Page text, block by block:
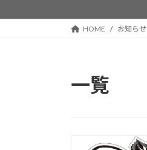
HOME お知らせ
一覧